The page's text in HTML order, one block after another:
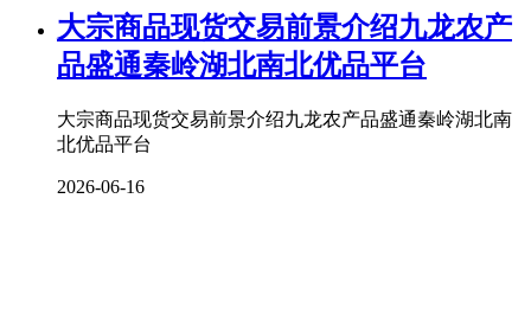
大宗商品现货交易前景介绍九龙农产
品盛通秦岭湖北南北优品平台
大宗商品现货交易前景介绍九龙农产品盛通秦岭湖北南
北优品平台
2026-06-16